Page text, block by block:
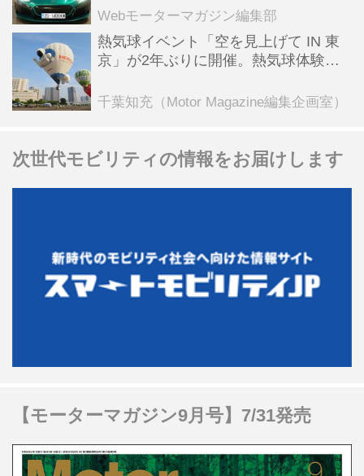
全版／115】
Webモーターマガジン編集部
熱気球イベント「空を見上げて IN 東
京」が2年ぶりに開催。熱気球体験搭
ンテンツも
千葉知充（Motor Magazine編集企画室）
次世代モビリティの情報をお届けします
【モーターマガジン9月号】7/31発売